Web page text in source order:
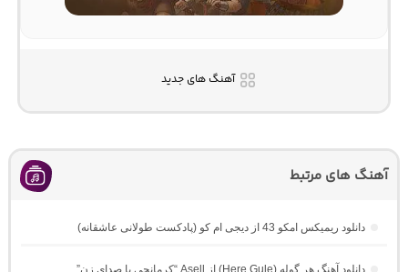
آهنگ های جدید
آهنگ های مرتبط
دانلود ریمیکس امکو 43 از دیجی ام کو (پادکست طولانی عاشقانه)
دانلود آهنگ هر گوله (Here Gule) از Asell “کرمانجی با صدای زن”